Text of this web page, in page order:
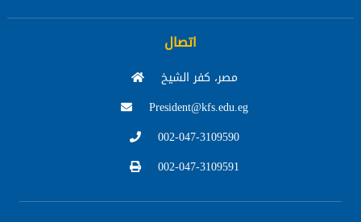
اتصال
مصر، كفر الشيخ
President@kfs.edu.eg
002-047-3109590
002-047-3109591